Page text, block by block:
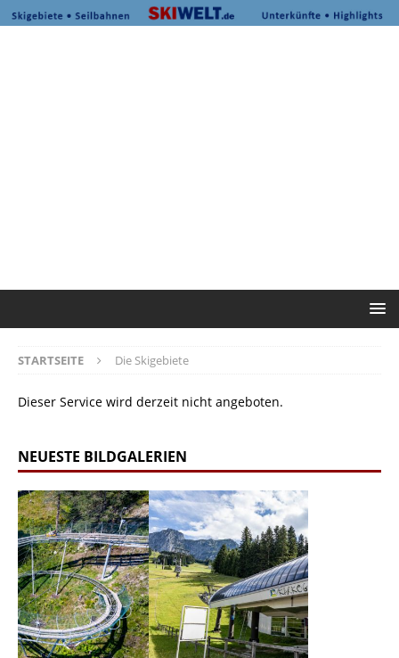
STARTSEITE Die Skigebiete
Dieser Service wird derzeit nicht angeboten.
NEUESTE BILDGALERIEN